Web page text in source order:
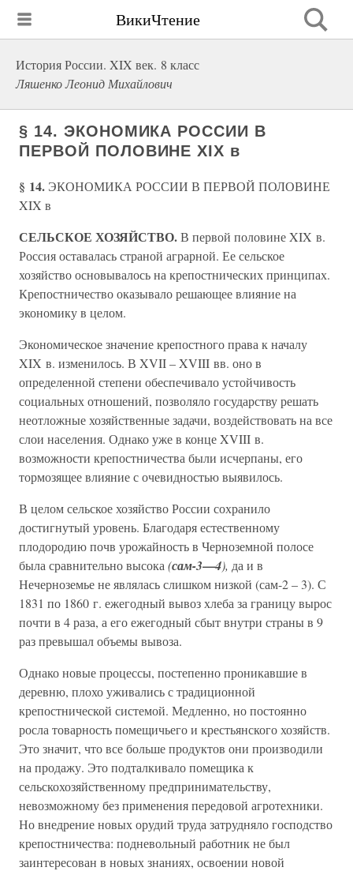
ВикиЧтение
История России. XIX век. 8 класс
Ляшенко Леонид Михайлович
§ 14. ЭКОНОМИКА РОССИИ В
ПЕРВОЙ ПОЛОВИНЕ XIX в
§ 14. ЭКОНОМИКА РОССИИ В ПЕРВОЙ ПОЛОВИНЕ
XIX в
СЕЛЬСКОЕ ХОЗЯЙСТВО.В первой половине XIX в.
Россия оставалась страной аграрной. Ее сельское
хозяйство основывалось на крепостнических принципах.
Крепостничество оказывало решающее влияние на
экономику в целом.
Экономическое значение крепостного права к началу
XIX в. изменилось. В XVII – XVIII вв. оно в
определенной степени обеспечивало устойчивость
социальных отношений, позволяло государству решать
неотложные хозяйственные задачи, воздействовать на все
слои населения. Однако уже в конце XVIII в.
возможности крепостничества были исчерпаны, его
тормозящее влияние с очевидностью выявилось.
В целом сельское хозяйство России сохранило
достигнутый уровень. Благодаря естественному
плодородию почв урожайность в Черноземной полосе
была сравнительно высока (сам-3—4), да и в
Нечерноземье не являлась слишком низкой (сам-2 – 3). С
1831 по 1860 г. ежегодный вывоз хлеба за границу вырос
почти в 4 раза, а его ежегодный сбыт внутри страны в 9
раз превышал объемы вывоза.
Однако новые процессы, постепенно проникавшие в
деревню, плохо уживались с традиционной
крепостнической системой. Медленно, но постоянно
росла товарность помещичьего и крестьянского хозяйств.
Это значит, что все больше продуктов они производили
на продажу. Это подталкивало помещика к
сельскохозяйственному предпринимательству,
невозможному без применения передовой агротехники.
Но внедрение новых орудий труда затрудняло господство
крепостничества: подневольный работник не был
заинтересован в новых знаниях, освоении новой